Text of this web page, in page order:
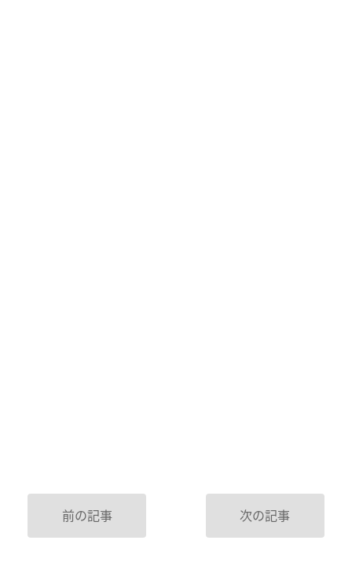
前の記事 次の記事